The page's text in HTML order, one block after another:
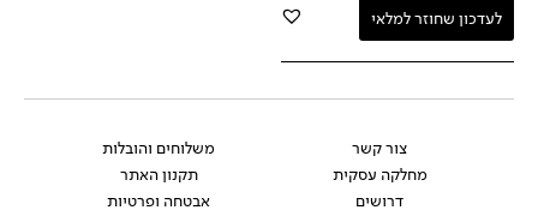
לעדכון שחוזר למלאי
צור קשר
מחלקה עסקית
דרושים
משלוחים והובלות
תקנון האתר
אבטחה ופרטיות